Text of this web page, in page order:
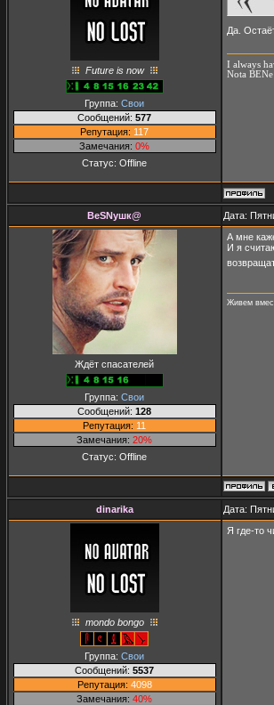
Future is now
Группа: Свои
Сообщений: 577
Репутация: 117
Замечания: 0%
Статус: Offline
Да.
I always
Nota
ВеSNушк@ Дата:
Ждёт спасателей
Группа: Свои
Сообщений: 128
Репутация: 11
Замечания: 20%
Статус: Offline
А мне
И я
Живем
dinarika Дата:
mondo bongo
Группа: Свои
Сообщений: 5537
Репутация: 4098
Замечания: 40%
Я где-то